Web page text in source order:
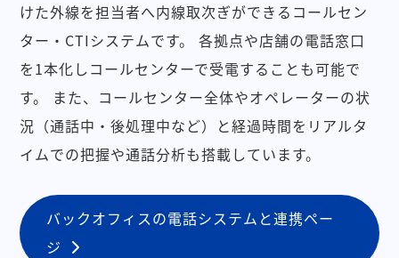
けた外線を担当者へ内線取次ぎができるコールセン
ター・CTIシステムです。
各拠点や店舗の電話窓口
を1本化しコールセンターで受電することも可能で
す。
また、コールセンター全体やオペレーターの状
況（通話中・後処理中など）と経過時間をリアルタ
イムでの把握や通話分析も搭載しています。
バックオフィスの電話システムと連携ペー
ジ